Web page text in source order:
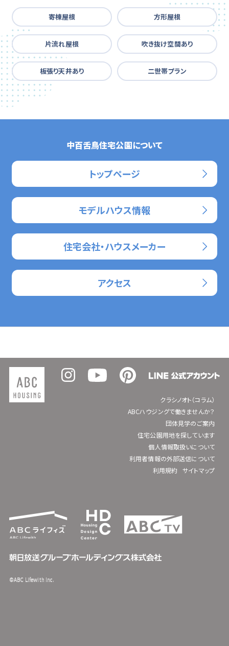
寄棟屋根 方形屋根
片流れ屋根 吹き抜け空間あり
板張り天井あり 二世帯プラン
中百舌鳥住宅公園について
トップページ
モデルハウス情報
住宅会社・ハウスメーカー
アクセス
クラシノオト（コラム）
ABCハウジングで働きませんか？
団体見学のご案内
住宅公園用地を探しています
個人情報取扱いについて
利用者情報の外部送信について
利用規約
サイトマップ
©ABC Lifewith Inc.